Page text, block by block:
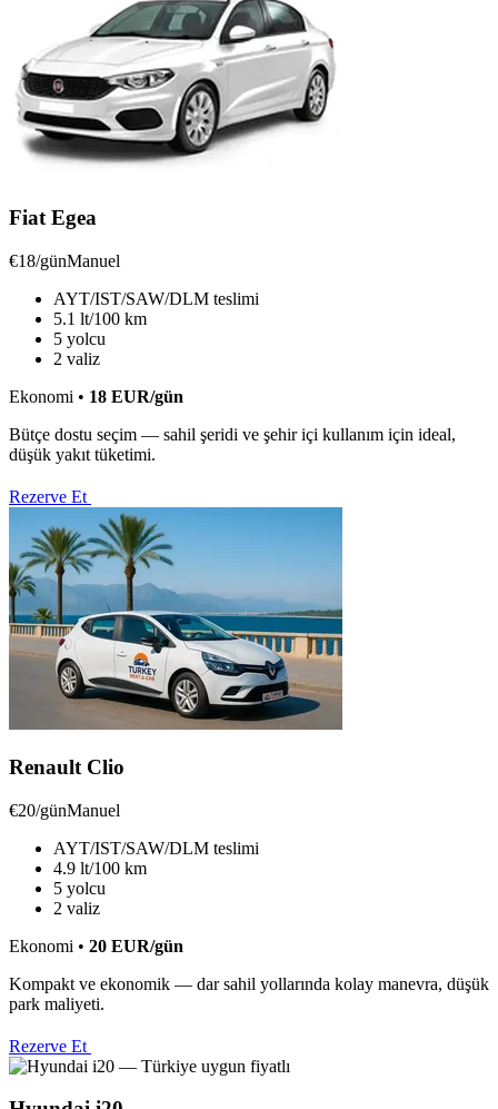
Fiat Egea
€18/günManuel
AYT/IST/SAW/DLM teslimi
5.1 lt/100 km
5 yolcu
2 valiz
Ekonomi • 18 EUR/gün
Bütçe dostu seçim — sahil şeridi ve şehir içi kullanım için ideal,
düşük yakıt tüketimi.
Rezerve Et
Renault Clio
€20/günManuel
AYT/IST/SAW/DLM teslimi
4.9 lt/100 km
5 yolcu
2 valiz
Ekonomi • 20 EUR/gün
Kompakt ve ekonomik — dar sahil yollarında kolay manevra, düşük
park maliyeti.
Rezerve Et